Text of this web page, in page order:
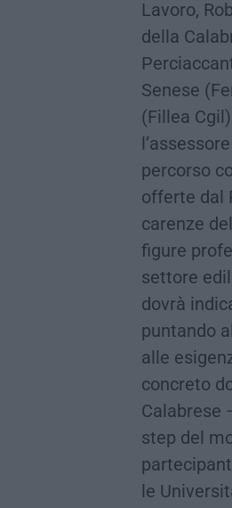
Lavoro,
della
Senese
(Fillea
percorso
offerte dal
carenze
figure
settore
dovrà
puntando
alle
concreto
Calabrese
step del
le